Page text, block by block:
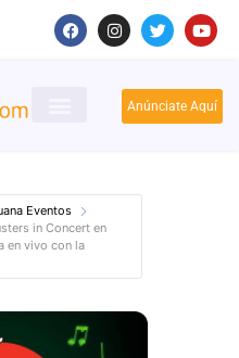
Anúnciate Aquí
Eventos
in Concert en
en vivo con la